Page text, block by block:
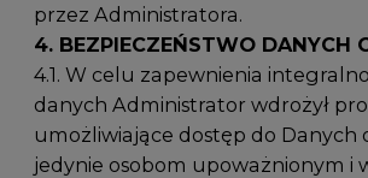
przez Administratora.
4. BEZPIECZEŃSTWO DANYCH
4.1. W celu zapewnienia
danych Administrator wdrożył
umożliwiające dostęp do Danych
jedynie osobom upoważnionym i